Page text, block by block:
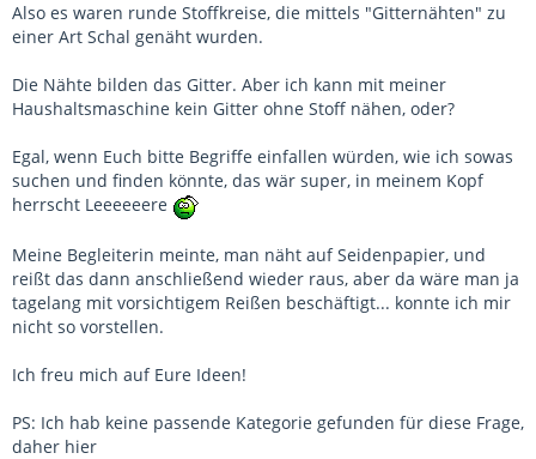
Also es waren runde Stoffkreise, die mittels "Gitternähten" zu
einer Art Schal genäht wurden.
Die Nähte bilden das Gitter. Aber ich kann mit meiner
Haushaltsmaschine kein Gitter ohne Stoff nähen, oder?
Egal, wenn Euch bitte Begriffe einfallen würden, wie ich sowas
suchen und finden könnte, das wär super, in meinem Kopf
herrscht Leeeeeere
Meine Begleiterin meinte, man näht auf Seidenpapier, und
reißt das dann anschließend wieder raus, aber da wäre man ja
tagelang mit vorsichtigem Reißen beschäftigt... konnte ich mir
nicht so vorstellen.
Ich freu mich auf Eure Ideen!
PS: Ich hab keine passende Kategorie gefunden für diese Frage,
daher hier